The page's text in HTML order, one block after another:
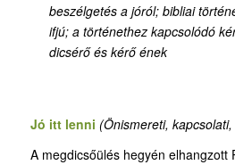
beszélgetés a jóról;bibliai
ifjú; a történethez kapcsolódó
dicsérő és kérő ének
Jó itt lenni (Önismereti,
A megdicsőülés hegyén elhangzott